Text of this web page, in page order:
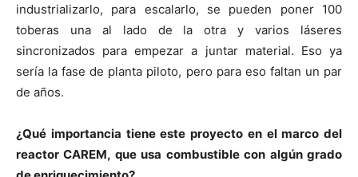
industrializarlo, para escalarlo, se pueden poner 100
toberas una al lado de la otra y varios láseres
sincronizados para empezar a juntar material. Eso ya
sería la fase de planta piloto, pero para eso faltan un par
de años.
¿Qué importancia tiene este proyecto en el marco del
reactor CAREM, que usa combustible con algún grado